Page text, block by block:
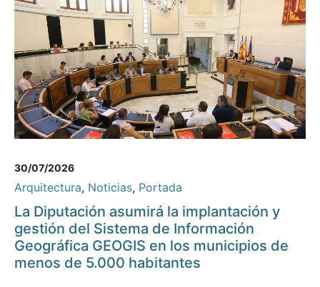
30/07/2026
Arquitectura, Noticias, Portada
La Diputación asumirá la implantación y
gestión del Sistema de Información
Geográfica GEOGIS en los municipios de
menos de 5.000 habitantes